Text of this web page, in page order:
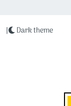
| Dark theme